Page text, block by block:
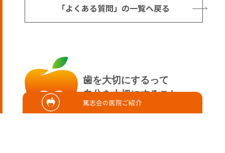
篤志会の医院ご紹介
「よくある質問」の一覧へ戻る
歯を大切にするって
自分を大切にすること